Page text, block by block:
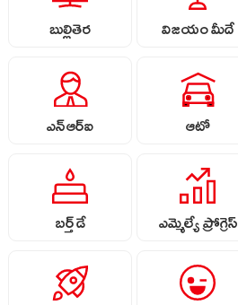
బుల్లితెర విజయం మీదే
ఎన్ఆర్ఐ ఆటో
బర్త్ డే ఎమ్మెల్యే ప్రోగ్రెస్